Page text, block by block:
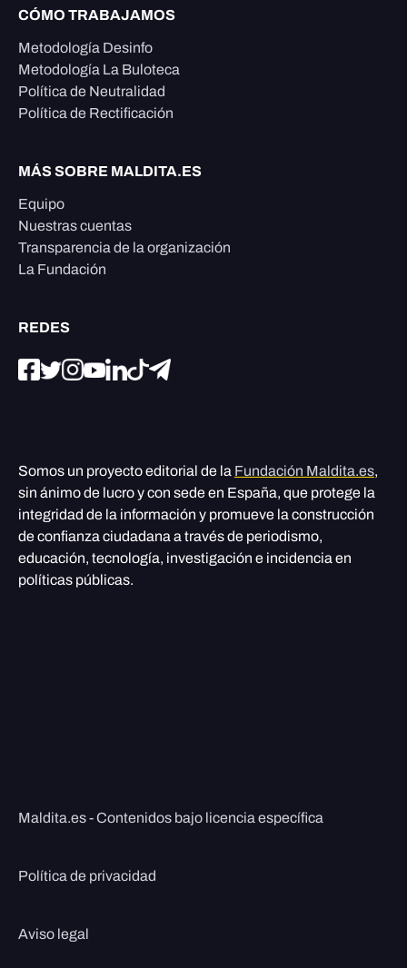
CÓMO TRABAJAMOS
Metodología Desinfo
Metodología La Buloteca
Política de Neutralidad
Política de Rectificación
MÁS SOBRE MALDITA.ES
Equipo
Nuestras cuentas
Transparencia de la organización
La Fundación
REDES
Somos un proyecto editorial de la Fundación Maldita.es,
sin ánimo de lucro y con sede en España, que protege la
integridad de la información y promueve la construcción
de confianza ciudadana a través de periodismo,
educación, tecnología, investigación e incidencia en
políticas públicas.
Maldita.es - Contenidos bajo licencia específica
Política de privacidad
Aviso legal